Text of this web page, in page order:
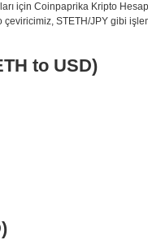
için Coinpaprika Kripto
çeviricimiz, STETH/JPY gibi
to USD)